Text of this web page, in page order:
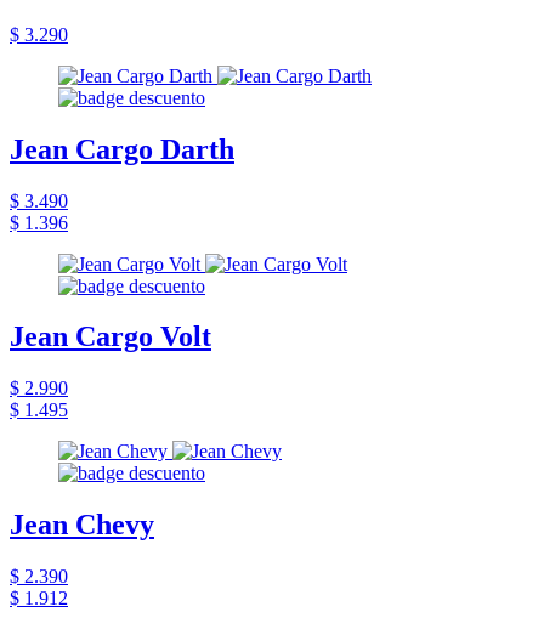
$ 3.290
Jean Cargo Darth
$ 3.490
$ 1.396
Jean Cargo Volt
$ 2.990
$ 1.495
Jean Chevy
$ 2.390
$ 1.912